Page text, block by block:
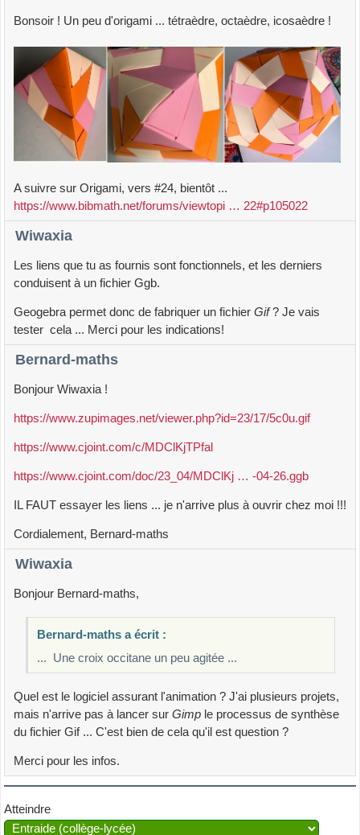
Bonsoir ! Un peu d'origami ... tétraèdre, octaèdre, icosaèdre !
A suivre sur Origami, vers #24, bientôt ...
https://www.bibmath.net/forums/viewtopi … 22#p105022
Wiwaxia
Les liens que tu as fournis sont fonctionnels, et les derniers
conduisent à un fichier Ggb.
Geogebra permet donc de fabriquer un fichier Gif? Je vais
tester cela ... Merci pour les indications!
Bernard-maths
Bonjour Wiwaxia !
https://www.zupimages.net/viewer.php?id=23/17/5c0u.gif
https://www.cjoint.com/c/MDClKjTPfal
https://www.cjoint.com/doc/23_04/MDClKj … -04-26.ggb
IL FAUT essayer les liens ... je n'arrive plus à ouvrir chez moi !!!
Cordialement, Bernard-maths
Wiwaxia
Bonjour Bernard-maths,
Bernard-maths a écrit :
... Une croix occitane un peu agitée ...
Quel est le logiciel assurant l'animation ? J'ai plusieurs projets,
mais n'arrive pas à lancer sur Gimp le processus de synthèse
du fichier Gif ... C'est bien de cela qu'il est question ?
Merci pour les infos.
Atteindre